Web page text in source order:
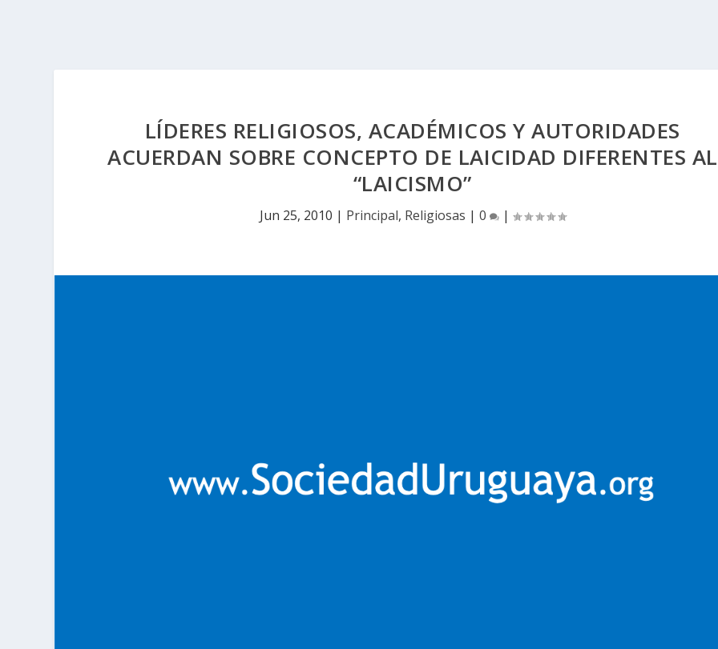
LÍDERES RELIGIOSOS, ACADÉMICOS Y AUTORIDADES
ACUERDAN SOBRE CONCEPTO DE LAICIDAD DIFERENTES AL
“LAICISMO”
Jun 25, 2010 | Principal, Religiosas | 0 |